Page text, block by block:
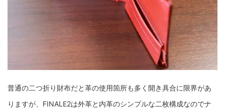
普通の二つ折り財布だと革の使用箇所も多く開き具合に限界があ
りますが、FINALE2は外革と内革のシンプルな二枚構成なのでナ